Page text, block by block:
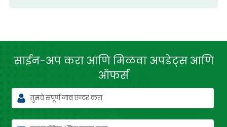
साईन-अप करा आणि मिळवा अपडेट्स आणि
ऑफर्स